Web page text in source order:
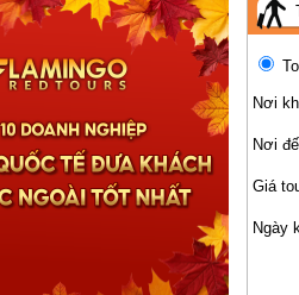
Nơi
Nơi
Giá
Ngày